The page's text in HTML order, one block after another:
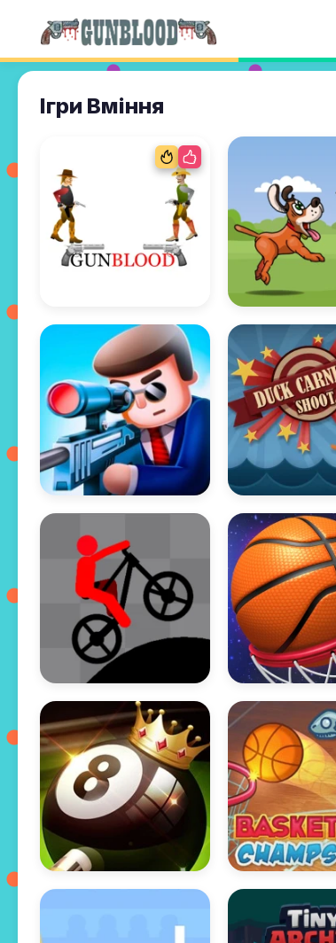
Ігри Вміння